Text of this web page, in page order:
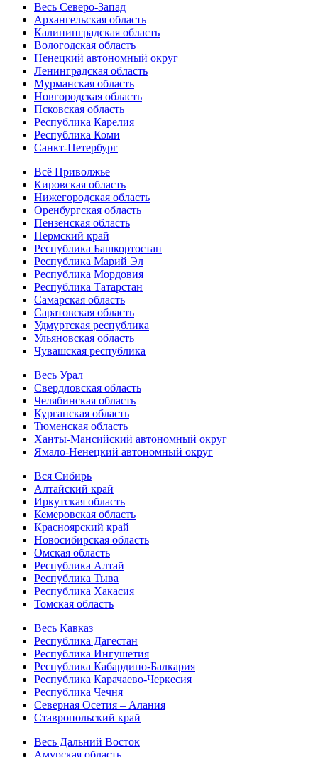
Весь Северо-Запад
Архангельская область
Калининградская область
Вологодская область
Ненецкий автономный округ
Ленинградская область
Мурманская область
Новгородская область
Псковская область
Республика Карелия
Республика Коми
Санкт-Петербург
Всё Приволжье
Кировская область
Нижегородская область
Оренбургская область
Пензенская область
Пермский край
Республика Башкортостан
Республика Марий Эл
Республика Мордовия
Республика Татарстан
Самарская область
Саратовская область
Удмуртская республика
Ульяновская область
Чувашская республика
Весь Урал
Свердловская область
Челябинская область
Курганская область
Тюменская область
Ханты-Мансийский автономный округ
Ямало-Ненецкий автономный округ
Вся Сибирь
Алтайский край
Иркутская область
Кемеровская область
Красноярский край
Новосибирская область
Омская область
Республика Алтай
Республика Тыва
Республика Хакасия
Томская область
Весь Кавказ
Республика Дагестан
Республика Ингушетия
Республика Кабардино-Балкария
Республика Карачаево-Черкесия
Республика Чечня
Северная Осетия – Алания
Ставропольский край
Весь Дальний Восток
Амурская область